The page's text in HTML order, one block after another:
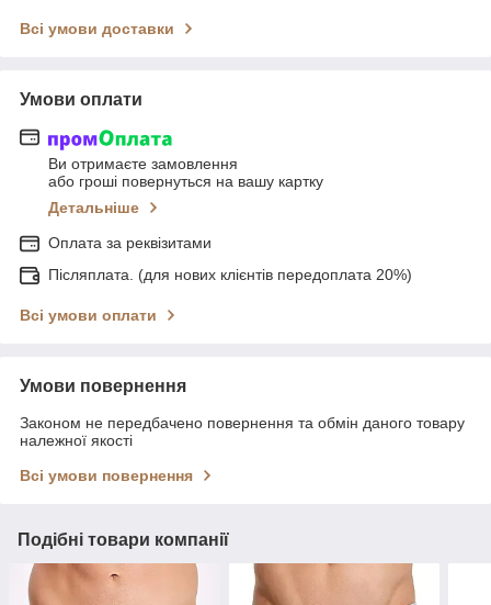
Всі умови доставки
Умови оплати
Ви отримаєте замовлення
або гроші повернуться на вашу картку
Детальніше
Оплата за реквізитами
Післяплата. (для нових клієнтів передоплата 20%)
Всі умови оплати
Умови повернення
Законом не передбачено повернення та обмін даного товару
належної якості
Всі умови повернення
Подібні товари компанії